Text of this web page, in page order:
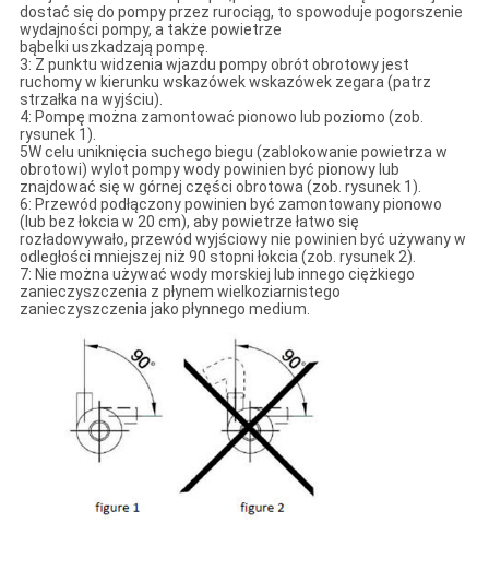
dostać się do pompy przez rurociąg, to spowoduje pogorszenie
wydajności pompy, a także powietrze
bąbelki uszkadzają pompę.
3: Z punktu widzenia wjazdu pompy obrót obrotowy jest
ruchomy w kierunku wskazówek wskazówek zegara (patrz
strzałka na wyjściu).
4: Pompę można zamontować pionowo lub poziomo (zob.
rysunek 1).
5W celu uniknięcia suchego biegu (zablokowanie powietrza w
obrotowi) wylot pompy wody powinien być pionowy lub
znajdować się w górnej części obrotowa (zob. rysunek 1).
6: Przewód podłączony powinien być zamontowany pionowo
(lub bez łokcia w 20 cm), aby powietrze łatwo się
rozładowywało, przewód wyjściowy nie powinien być używany w
odległości mniejszej niż 90 stopni łokcia (zob. rysunek 2).
7: Nie można używać wody morskiej lub innego ciężkiego
zanieczyszczenia z płynem wielkoziarnistego
zanieczyszczenia jako płynnego medium.